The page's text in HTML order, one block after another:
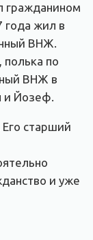
гражданином
года жил в
ВНЖ.
по
ВНЖ в
и Йозеф.
старший
и уже